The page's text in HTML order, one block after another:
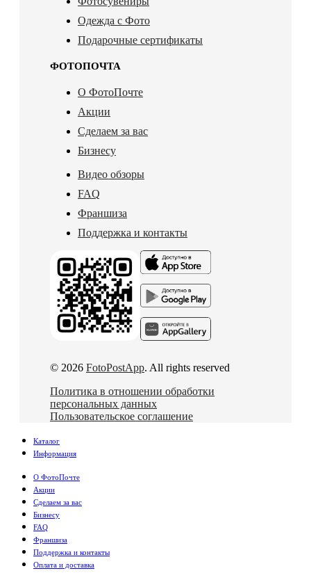
Одежда с Фото
Подарочные сертификаты
ФОТОПОЧТА
О ФотоПочте
Акции
Сделаем за вас
Бизнесу
Видео обзоры
FAQ
Франшиза
Поддержка и контакты
© 2026 FotoPostApp. All rights reserved
Политика в отношении обработки
персональных данных
Пользовательское соглашение
Каталог
Информация
О ФотоПочте
Акции
Сделаем за вас
Бизнесу
FAQ
Франшиза
Поддержка и контакты
Оплата и доставка